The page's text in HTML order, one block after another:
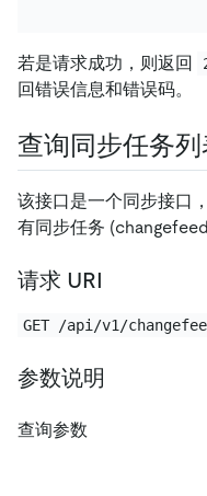
若是请求成功，则返回
回错误信息和错误码。
查询同步任务列
该接口是一个同步接口
有同步任务
请求 URI
GET /api/v1/
参数说明
查询参数